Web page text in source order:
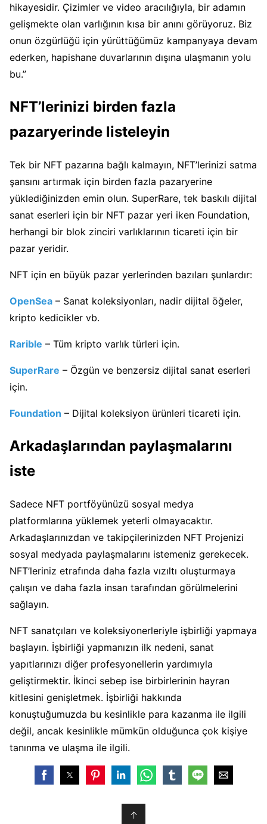
hikayesidir. Çizimler ve video aracılığıyla, bir adamın
gelişmekte olan varlığının kısa bir anını görüyoruz. Biz
onun özgürlüğü için yürüttüğümüz kampanyaya devam
ederken, hapishane duvarlarının dışına ulaşmanın yolu
bu.”
NFT’lerinizi birden fazla
pazaryerinde listeleyin
Tek bir NFT pazarına bağlı kalmayın, NFT’lerinizi satma
şansını artırmak için birden fazla pazaryerine
yüklediğinizden emin olun. SuperRare, tek baskılı dijital
sanat eserleri için bir NFT pazar yeri iken Foundation,
herhangi bir blok zinciri varlıklarının ticareti için bir
pazar yeridir.
NFT için en büyük pazar yerlerinden bazıları şunlardır:
OpenSea – Sanat koleksiyonları, nadir dijital öğeler,
kripto kedicikler vb.
Rarible – Tüm kripto varlık türleri için.
SuperRare – Özgün ve benzersiz dijital sanat eserleri
için.
Foundation – Dijital koleksiyon ürünleri ticareti için.
Arkadaşlarından paylaşmalarını
iste
Sadece NFT portföyünüzü sosyal medya
platformlarına yüklemek yeterli olmayacaktır.
Arkadaşlarınızdan ve takipçilerinizden NFT Projenizi
sosyal medyada paylaşmalarını istemeniz gerekecek.
NFT’leriniz etrafında daha fazla vızıltı oluşturmaya
çalışın ve daha fazla insan tarafından görülmelerini
sağlayın.
NFT sanatçıları ve koleksiyonerleriyle işbirliği yapmaya
başlayın. İşbirliği yapmanızın ilk nedeni, sanat
yapıtlarınızı diğer profesyonellerin yardımıyla
geliştirmektir. İkinci sebep ise birbirlerinin hayran
kitlesini genişletmek. İşbirliği hakkında
konuştuğumuzda bu kesinlikle para kazanma ile ilgili
değil, ancak kesinlikle mümkün olduğunca çok kişiye
tanınma ve ulaşma ile ilgili.
↑